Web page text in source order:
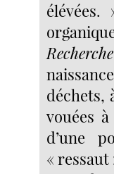
élévées.
déchets,
vouées
d’une
« ressaut